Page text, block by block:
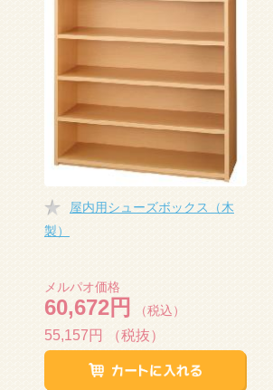
屋内用シューズボックス（木
製）
メルパオ価格
60,672円 （税込）
55,157円 （税抜）